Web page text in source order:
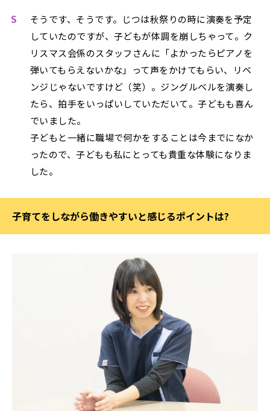
S
そうです、そうです。じつは秋祭りの時に演奏を予定
していたのですが、子どもが体調を崩しちゃって。ク
リスマス会係のスタッフさんに「よかったらピアノを
弾いてもらえないかな」って声をかけてもらい、リベ
ンジじゃないですけど（笑）。ジングルベルを演奏し
たら、拍手をいっぱいしていただいて。子どもも喜ん
でいました。
子どもと一緒に職場で何かをすることは今までになか
ったので、子どもも私にとっても貴重な体験になりま
した。
子育てをしながら働きやすいと感じるポイントは?